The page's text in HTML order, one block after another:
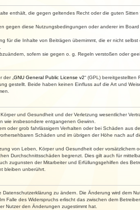
enthält, die gegen geltendes Recht oder die guten
gegen diese Nutzungsbedingungen oder anderer im
für die Inhalte von Beiträgen übernimmt, die er nicht
sofern sie gegen o. g. Regeln verstoßen oder
„ GNU General Public License v2“ (GPL) bereitgestellten
gestellt. Beide haben keinen Einfluss auf die Art und
und Gesundheit und der Verletzung wesentlicher
wie insbesondere entgangenen Gewinn.
oder grob fahrlässigem Verhalten oder bei Schäden aus
Schäden und im übrigen der Höhe nach
von Leben, Körper und Gesundheit oder
Durchschnittsschäden begrenzt. Dies gilt auch für
zugunsten der Mitarbeiter und Erfüllungsgehilfen des
bleiben unberührt.
zu ändern. Die Änderung wird dem
Falle des Widerspruchs erlischt das zwischen dem
Nutzer den Änderungen zugestimmt hat.